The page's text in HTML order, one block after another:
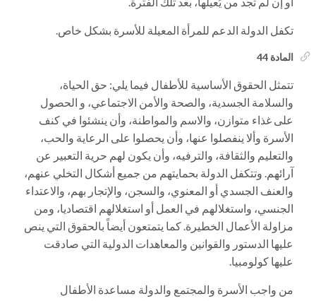
تكفل الدولة الدعم للمرأة المعيلة للأسرة بشكل خاص.
المادة 44
تتمثل الحقوق الأساسية للأطفال فيما يلي: حق الحياة،
والسلامة الجسدية، والصحة والأمن الاجتماعي، و الحصول
على غذاء متوازن، والاسم والمواطنة، وأن ينشئوا في كنف
الأسرة وألا ينفصلوا عنها، وأن يحصلوا على الرعاية والحب،
والتعليم والثقافة، والترفيه، وأن يكون لهم حرية التعبير عن
آرائهم. وتتكفل الدولة بحمايتهم من جميع أشكال التخلي عنهم،
والعنف الجسدي أو المعنوي، والسجن، والإتجار بهم، والاعتداء
الجنسي، واستغلالهم في العمل أو استغلالهم اقتصاديا، ومن
مزاولة الأعمال الخطيرة. كما يتمتعون أيضاً بالحقوق التي ينص
عليها الدستور والقوانين والمعاهدات الدولية التي صادقت
عليها كولومبيا.
من واجب الأسرة والمجتمع والدولة مساعدة الأطفال